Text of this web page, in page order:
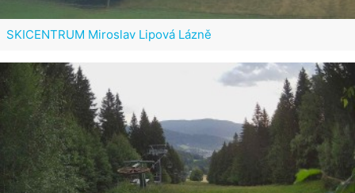
SKICENTRUM Miroslav Lipová Lázně